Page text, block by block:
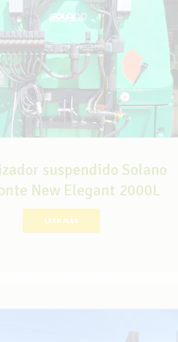
suspendido Solano
New Elegant 2000L
LEER MÁS